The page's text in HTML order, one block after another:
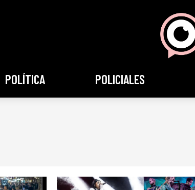
POLÍTICA POLICIALES